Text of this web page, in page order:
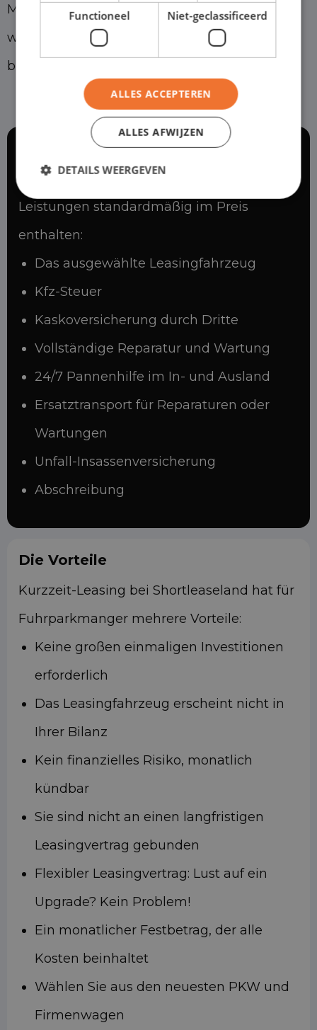
Marktkenntnisse erzielen, was bedeutet, dass
wir alle unsere Autos aus ganz Europa selbst
beziehen können.
Was ist enthalten?
Bei Kurzzeit-Leasing sind folgende
Leistungen standardmäßig im Preis
enthalten:
Das ausgewählte Leasingfahrzeug
Kfz-Steuer
Kaskoversicherung durch Dritte
Vollständige Reparatur und Wartung
24/7 Pannenhilfe im In- und Ausland
Ersatztransport für Reparaturen oder
Wartungen
Unfall-Insassenversicherung
Abschreibung
Die Vorteile
Kurzzeit-Leasing bei Shortleaseland hat für
Fuhrparkmanger mehrere Vorteile:
Keine großen einmaligen Investitionen
erforderlich
Das Leasingfahrzeug erscheint nicht in
Ihrer Bilanz
Kein finanzielles Risiko, monatlich
kündbar
Sie sind nicht an einen langfristigen
Leasingvertrag gebunden
Flexibler Leasingvertrag: Lust auf ein
Upgrade? Kein Problem!
Ein monatlicher Festbetrag, der alle
Kosten beinhaltet
Wählen Sie aus den neuesten PKW und
Firmenwagen
Functioneel Niet-geclassificeerd
ALLES ACCEPTEREN
ALLES AFWIJZEN
DETAILS WEERGEVEN